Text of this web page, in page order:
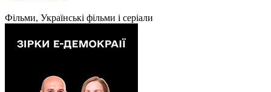
Фільми, Українські фільми і серіали